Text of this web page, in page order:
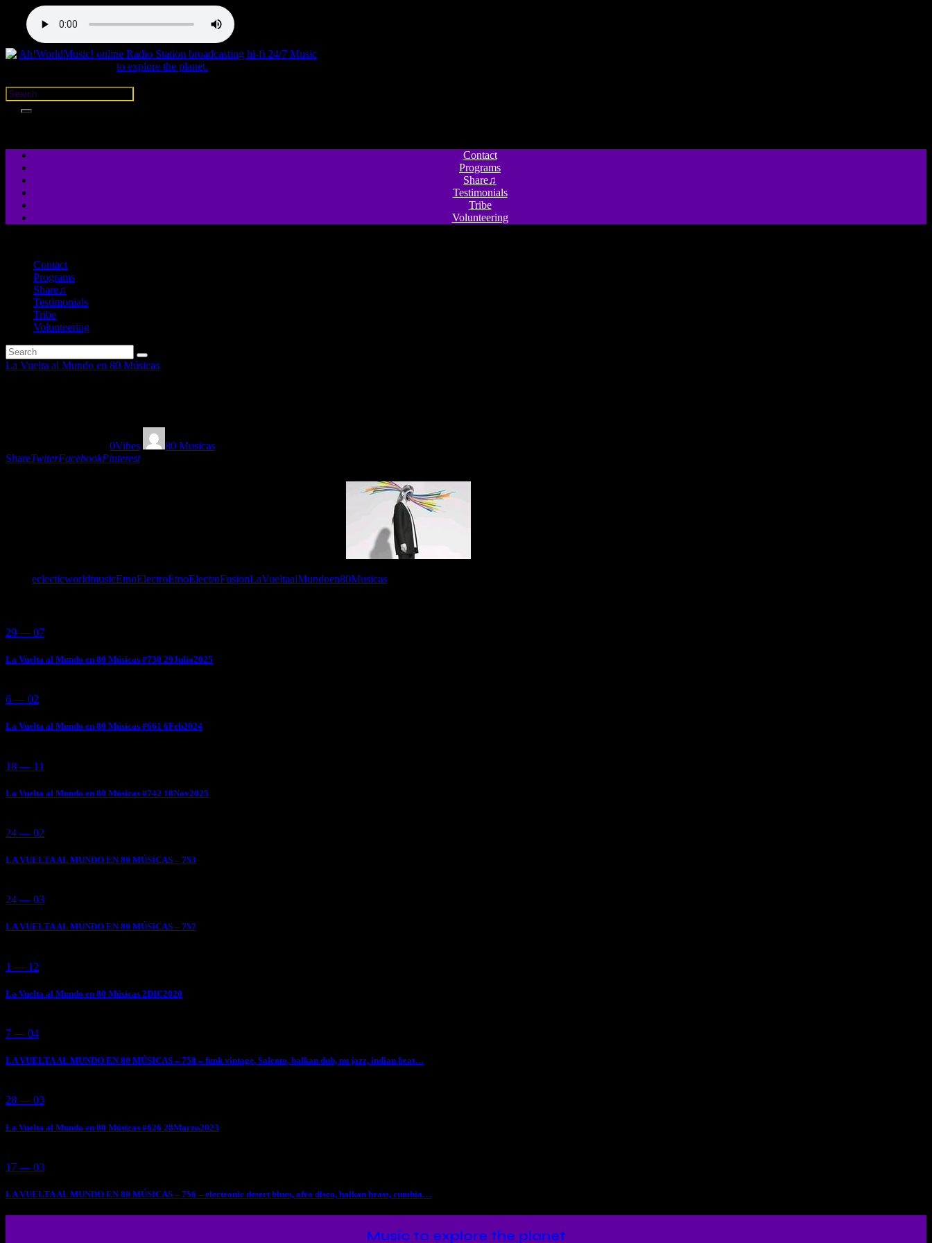
Contact
Programs
Share♫
Testimonials
Tribe
Volunteering
Contact
Programs
Share♫
Testimonials
Tribe
Volunteering
La Vuelta al Mundo en 80 Músicas
0Vibes
80 Musicas
ShareTwiterFacebookPinterest
eclecticworldmusicEtnoElectroEtnoElectroFusionLaVueltaalMundoen80Musicas
29 — 07
La Vuelta al Mundo en 80 Músicas #730 29Julio2025
6 — 02
La Vuelta al Mundo en 80 Músicas #661 6Feb2024
18 — 11
La Vuelta al Mundo en 80 Músicas #742 18Nov2025
24 — 02
LA VUELTA AL MUNDO EN 80 MÚSICAS – 753
24 — 03
LA VUELTA AL MUNDO EN 80 MÚSICAS – 757
1 — 12
La Vuelta al Mundo en 80 Músicas 2DIC2020
7 — 04
LA VUELTA AL MUNDO EN 80 MÚSICAS – 758 – funk vintage, Salento, balkan dub, nu jazz, indian beat…
28 — 03
La Vuelta al Mundo en 80 Músicas #626 28Marzo2023
17 — 03
LA VUELTA AL MUNDO EN 80 MÚSICAS – 756 – electronic desert blues, afro disco, balkan brass, cumbia…
Music to explore the planet